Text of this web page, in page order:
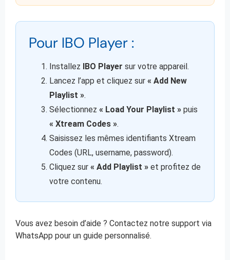
Pour IBO Player :
Installez IBO Player sur votre appareil.
Lancez l’app et cliquez sur « Add New
Playlist ».
Sélectionnez « Load Your Playlist » puis
« Xtream Codes ».
Saisissez les mêmes identifiants Xtream
Codes (URL, username, password).
Cliquez sur « Add Playlist » et profitez de
votre contenu.
Vous avez besoin d’aide ? Contactez notre support via
WhatsApp pour un guide personnalisé.